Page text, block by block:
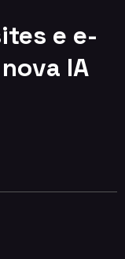
e e-
IA